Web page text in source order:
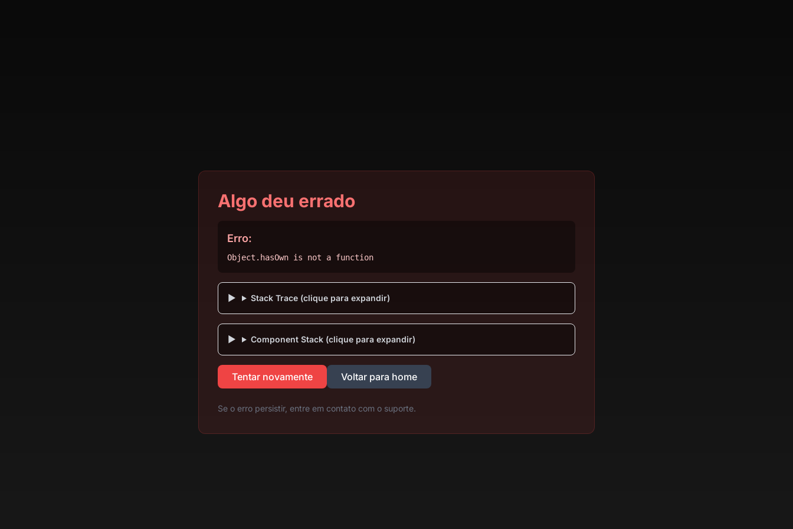
Algo deu errado
Erro:
Object.hasOwn is not a function
Stack Trace (clique para expandir)
Component Stack (clique para expandir)
Tentar novamente Voltar para home
Se o erro persistir, entre em contato com o suporte.